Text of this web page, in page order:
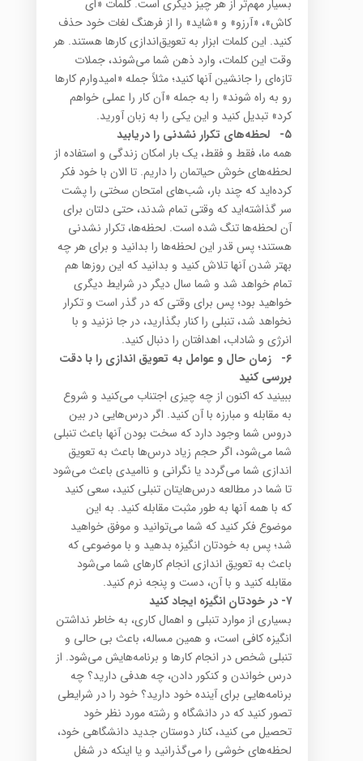
بسیار مهم‌تر از هر چیز دیگری است. کلمات «ای
کاش»، «آرزو» و «شاید» را از فرهنگ لغات خود حذف
کنید. این کلمات ابزار به تعویق‌اندازی کارها هستند. هر
وقت این کلمات، وارد ذهن شما می‌شوند، جملات
تازه‌ای را جانشین آنها کنید؛ مثلاً جمله «امیدوارم کارها
رو به راه شوند» را به جمله «آن کار را عملی خواهم
کرد» تبدیل کنید و این یکی را به زبان آورید.
۵-
لحظه‌های تکرار نشدنی را دریابید
همه ما، فقط و فقط، یک بار امکان زندگی و استفاده از
لحظه‌های خوش حیاتمان را داریم. تا الان با خود فکر
کرده‌اید که چند بار، شب‌های امتحان سختی را پشت
سر گذاشته‌اید که وقتی تمام شدند، حتی دلتان برای
آن لحظه‌ها تنگ شده است. لحظه‌ها، تکرار نشدنی
هستند؛ پس قدر این لحظه‌ها را بدانید و برای هر چه
بهتر شدن آنها تلاش کنید و بدانید که این روزها هم
تمام خواهد شد و شما سال دیگر در شرایط دیگری
خواهید بود؛ پس برای وقتی که در گذر است و تکرار
نخواهد شد، تنبلی را کنار بگذارید، در جا نزنید و با
انرژی و شاداب، اهدافتان را دنبال کنید.
۶-
زمان حال و عوامل به تعویق اندازی را با دقت
بررسی کنید
ببینید که اکنون از چه چیزی اجتناب می‌کنید و شروع
به مقابله و مبارزه با آن کنید. اگر درس‌هایی در بین
دروس شما وجود دارد که سخت بودن آنها باعث تنبلی
شما می‌شود، اگر حجم زیاد درس‌ها باعث به تعویق
اندازی شما می‌گردد یا نگرانی و ناامیدی باعث می‌شود
تا شما در مطالعه درس‌هایتان تنبلی کنید، سعی کنید
که با همه آنها به طور مثبت مقابله کنید. به این
موضوع فکر کنید که شما می‌توانید و موفق خواهید
شد؛ پس به خودتان انگیزه بدهید و با موضوعی که
باعث به تعویق اندازی انجام کارهای شما می‌شود
مقابله کنید و با آن، دست و پنجه نرم کنید.
۷- در خودتان انگیزه ایجاد کنید
بسیاری از موارد تنبلی و اهمال کاری، به خاطر نداشتن
انگیزه کافی است، و همین مساله، باعث بی حالی و
تنبلی شخص در انجام کارها و برنامه‌هایش می‌شود. از
درس خواندن و کنکور دادن، چه هدفی دارید؟ چه
برنامه‌هایی برای آینده خود دارید؟ خود را در شرایطی
تصور کنید که در دانشگاه و رشته مورد نظر خود
تحصیل می کنید، کنار دوستان جدید دانشگاهی خود،
لحظه‌های خوشی را می‌گذرانید و یا اینکه در شغل